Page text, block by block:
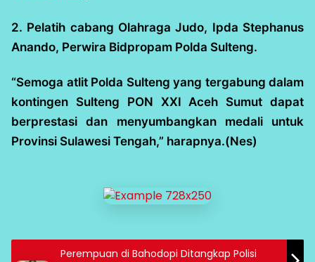
2. Pelatih cabang Olahraga Judo, Ipda Stephanus
Anando, Perwira Bidpropam Polda Sulteng.
“Semoga atlit Polda Sulteng yang tergabung dalam
kontingen Sulteng PON XXI Aceh Sumut dapat
berprestasi dan menyumbangkan medali untuk
Provinsi Sulawesi Tengah,” harapnya.(Nes)
Perempuan di Bahodopi Ditangkap Polisi